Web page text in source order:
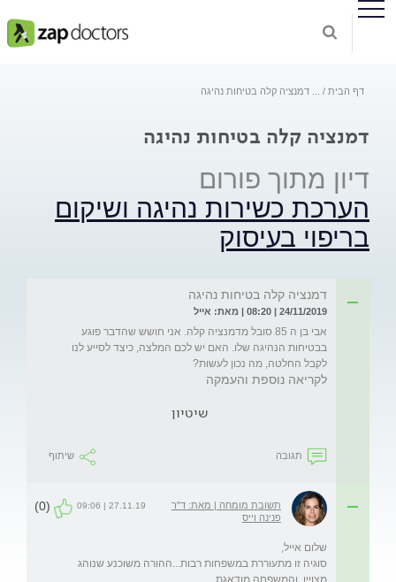
דף הבית דמנציה קלה בטיחות נהיגה
דמנציה קלה בטיחות נהיגה
דיון מתוך פורום
הערכת כשירות נהיגה ושיקום
בריפוי בעיסוק
דמנציה קלה בטיחות נהיגה
24/11/2019 | 08:20 | מאת: אייל
אבי בן ה 85 סובל מדמנציה קלה. אני חושש שהדבר פוגע
בבטיחות הנהיגה שלו. האם יש לכם המלצה, כיצד לסייע לנו
לקבל החלטה, מה נכון לעשות?
לקריאה נוספת והעמקה
שיטיון
תגובה שיתוף
תשובת מומחה | מאת: ד"ר
פנינה וייס
27.11.19 | 09:06
(0)
סוגיה זו מתעוררת במשפחות רבות...ההורה משוכנע שנוהג